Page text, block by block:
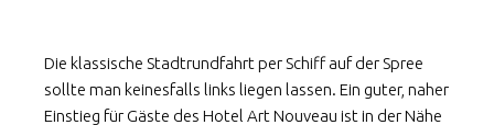
Die klassische Stadtrundfahrt per Schiff auf der Spree
sollte man keinesfalls links liegen lassen. Ein guter, naher
Einstieg für Gäste des Hotel Art Nouveau ist in der Nähe